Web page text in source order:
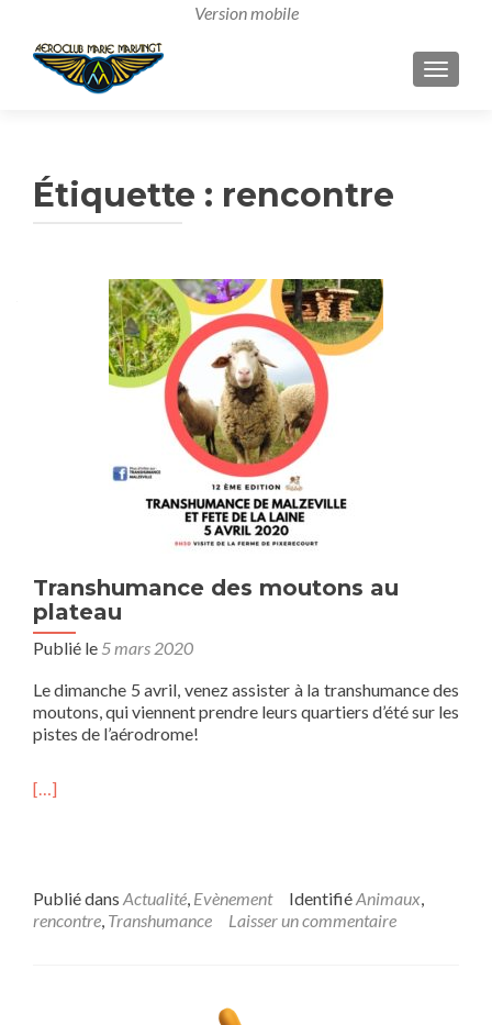
Étiquette : rencontre
Transhumance des moutons au
plateau
Publié le 5 mars 2020
Le dimanche 5 avril, venez assister à la transhumance des
moutons, qui viennent prendre leurs quartiers d’été sur les
pistes de l’aérodrome!
[…]
Publié dans Actualité, Evènement IdentifiéAnimaux,
rencontre, Transhumance Laisser un commentaire